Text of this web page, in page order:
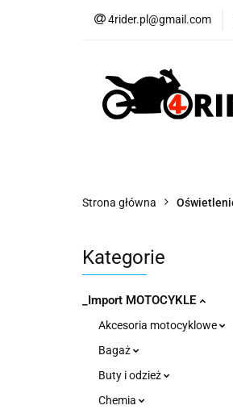
4rider.pl@gmail.com
Cross i enduro
Strona główna
Kategorie
_Import MOTOCYKLE
Akcesoria motocyklowe
Bagaż
Buty i odzież
Chemia